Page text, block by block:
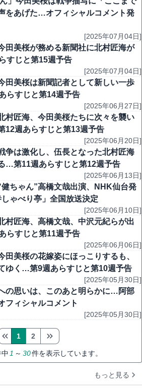
をあげた…オフィシャルコメント発
[2025年07月04日]
田美桜が務める新聞社に北村匠海が
すじと第15週予告
[2025年07月04日]
田美桜は新聞記者として新しい一歩
らすじと第14週予告
[2025年06月27日]
村匠海、今田美桜たちに次々を襲い
12週あらすじと第13週予告
[2025年06月20日]
争は激化し、伍長となった北村匠海
…第11週あらすじと第12週予告
[2025年06月13日]
ちゃん”高橋文哉出演、NHK仙台発
しゃべり亭」全国放送決定
[2025年06月10日]
村匠海、高橋文哉、中沢元紀らが出
らすじと第11週予告
[2025年06月06日]
田美桜の花嫁姿にほっこりするも、
ゆく…第9週あらすじと第10週予告
[2025年05月30日]
の思いは、このあと明らかに…阿部
フィシャルコメント
[2025年05月30日]
1 ～ 30件を表示しています。
1 2
もっと見る